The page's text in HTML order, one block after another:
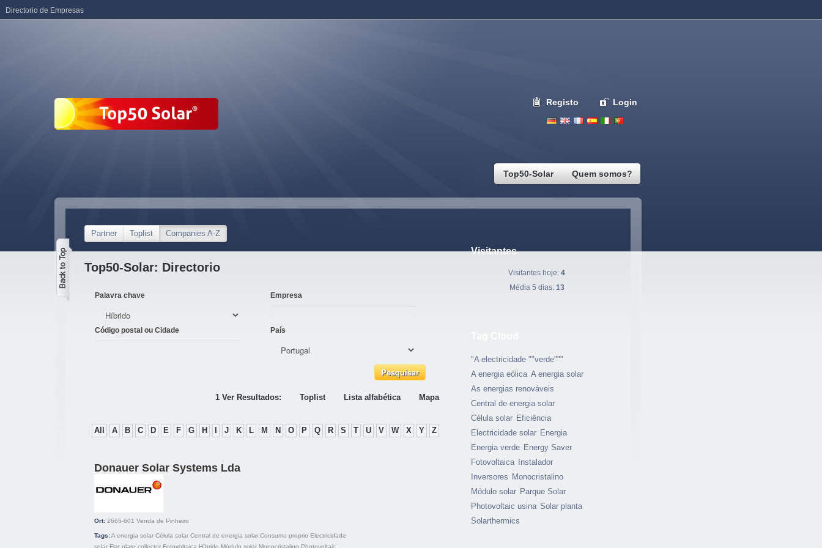
Registo Login
Top50-Solar Quem somos?
Partner Toplist Companies A-Z
Top50-Solar: Directorio
Palavra chave Empresa
Código postal ou Cidade País
1 Ver Resultados: Toplist Lista alfabética Mapa
All A B C D E F G H J K L M N O P Q R S T U V W X Y Z
Donauer Solar Systems Lda
Ort: 2665-601 Venda de Pinheiro
Tags:A energia solar Célula solar Central de energia solar Consumo proprio Electricidade
solar Flat plate collector Fotovoltaica Híbrido Módulo solar Monocristalino Photovoltaic
Visitantes
Visitantes hoje: 4
Média 5 dias: 13
"A electricidade ""verde"""
A energia eólica A energia solar
As energias renováveis
Central de energia solar
Célula solar Eficiência
Electricidade solar Energia
Energia verde Energy Saver
Fotovoltaica
Instalador
Inversores Monocristalino
Módulo solar Parque Solar
Photovoltaic usina Solar planta
Solarthermics
Directorio de Empresas